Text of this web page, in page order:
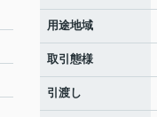
用途地域
取引態様
引渡し